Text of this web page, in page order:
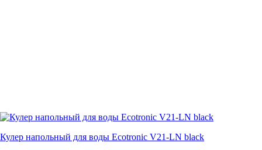
Кулер напольный для воды Ecotronic V21-LN black